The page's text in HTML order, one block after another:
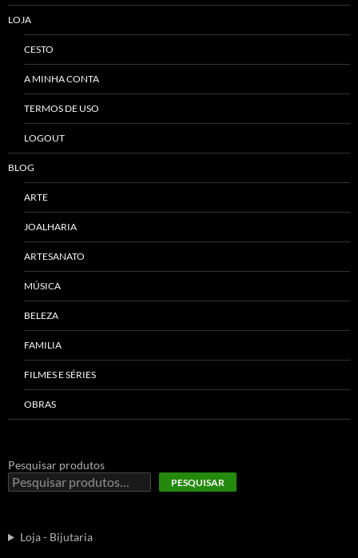
LOJA
CESTO
A MINHA CONTA
TERMOS DE USO
LOGOUT
BLOG
ARTE
JOALHARIA
ARTESANATO
MÚSICA
BELEZA
FAMILIA
FILMES E SÉRIES
OBRAS
Pesquisar produtos
PESQUISAR
Loja - Bijutaria